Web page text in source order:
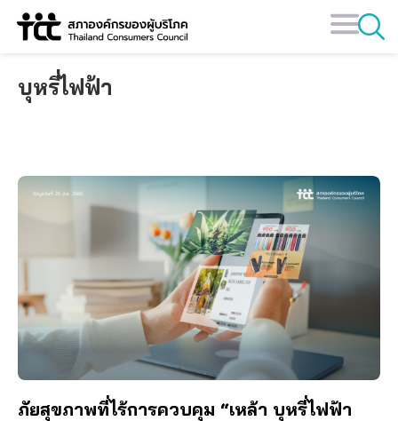
Skip
บุหรี่ไฟฟ้า
ภัยสุขภาพที่ไร้การควบคุม “เหล้า บุหรี่ไฟฟ้า